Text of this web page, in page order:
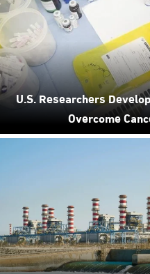
U.S. Researchers
Overcome